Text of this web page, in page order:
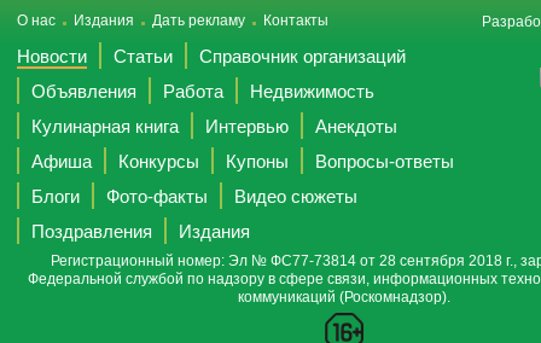
О нас Издания Дать рекламу Контакты
Новости Статьи
Справочник организаций
Объявления
Работа
Недвижимость
Кулинарная книга
Интервью
Анекдоты
Афиша
Конкурсы Купоны
Вопросы-ответы
Блоги
Фото-факты
Видео сюжеты
Поздравления
Издания
Регистрационный номер: Эл № ФС77-73814 от 28 сентября 2018 г.,
Федеральной службой по надзору в сфере связи, информационных
коммуникаций (Роскомнадзор).